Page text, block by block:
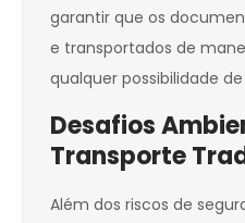
garantir que os
e transportados de
qualquer possibilidade
Desafios
Transporte
Além dos riscos de